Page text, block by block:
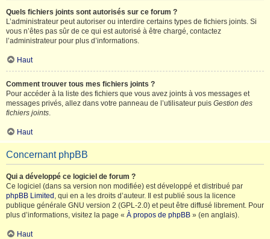
Quels fichiers joints sont autorisés sur ce forum ?
L’administrateur peut autoriser ou interdire certains types de fichiers joints. Si
vous n’êtes pas sûr de ce qui est autorisé à être chargé, contactez
l’administrateur pour plus d’informations.
Haut
Comment trouver tous mes fichiers joints ?
Pour accéder à la liste des fichiers que vous avez joints à vos messages et
messages privés, allez dans votre panneau de l’utilisateur puis Gestion des
fichiers joints.
Haut
Concernant phpBB
Qui a développé ce logiciel de forum ?
Ce logiciel (dans sa version non modifiée) est développé et distribué par
phpBB Limited , qui en a les droits d’auteur. Il est publié sous la licence
publique générale GNU version 2 (GPL-2.0) et peut être diffusé librement. Pour
plus d’informations, visitez la page « À propos de phpBB » (en anglais).
Haut